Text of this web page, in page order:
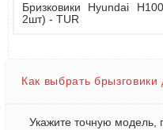
Бризковики Hyundai
2шт) - TUR
Как выбрать
Укажите точную модель,